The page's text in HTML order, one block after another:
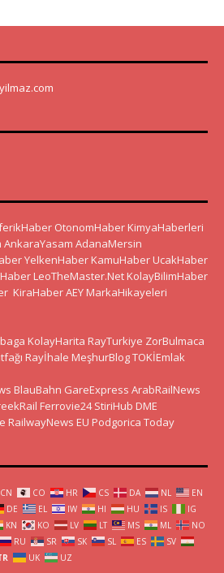
OtonomHaber KimyaHaberleri
AnkaraYasam AdanaMersin
YelkenHaber KamuHaber UcakHaber
LeoTheMaster.Net KolayBilimHaber
KiraHaberAEY MarkaHikayeleri
KolayHarita RayTurkiye ZorBulmaca
Rayİhale MeşhurBlogTOKİEmlak
BlauBahn GareExpress ArabRailNews
Ferrovie24 StiriHub DME
RailwayNews EU Podgorica Today
CO HR CS DA NL
EN
DE EL IW HI HU IS
IG
KN KO LV LT MS ML
NO
RU SR SK SL ES
SV
UK UZ